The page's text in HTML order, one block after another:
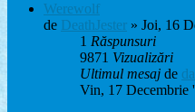
Werewolf
de DeathJester » Joi, 16
1 Răspunsuri
9871 Vizualizări
Ultimul mesaj de
Vin, 17 Decembrie